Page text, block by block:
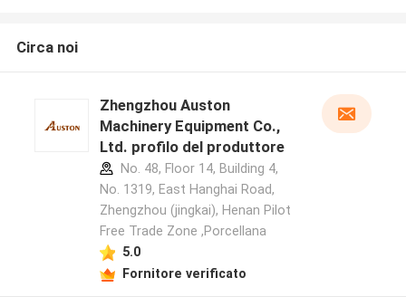
Lasciate un messaggio
Ti richiameremo presto!
Circa noi
Zhengzhou Auston
Machinery Equipment Co.,
Ltd. profilo del produttore
No. 48, Floor 14, Building 4,
No. 1319, East Hanghai Road,
Zhengzhou (jingkai), Henan Pilot
Free Trade Zone ,Porcellana
5.0
Fornitore verificato